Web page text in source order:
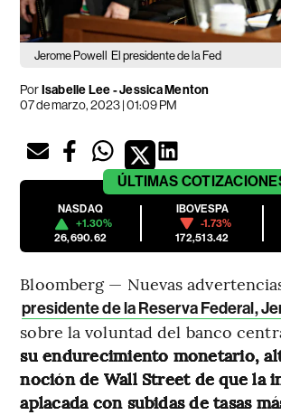
Jerome Powell El presidente de la Fed
PorIsabelle Lee - Jessica Menton
07 de marzo, 2023 | 01:09 PM
ÚLTIMAS
NASDAQ
+1.30%
26,690.62
IBOVESPA
-1.73%
172,513.42
Bloomberg — Nuevas
presidente de la Reserva Federal,
sobre la voluntad del banco
su endurecimiento monetario,
noción de Wall Street de que la
aplacada con subidas de tasas